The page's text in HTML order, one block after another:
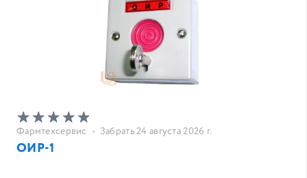
Фармтехсервис • Забрать 24 августа 2026 г.
ОИР-1